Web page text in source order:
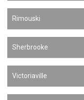
Rimouski
Sherbrooke
Victoriaville